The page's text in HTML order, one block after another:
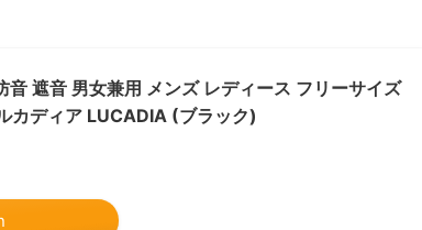
遮音 男女兼用 メンズ レディース フリーサイズ
カディア LUCADIA (ブラック)